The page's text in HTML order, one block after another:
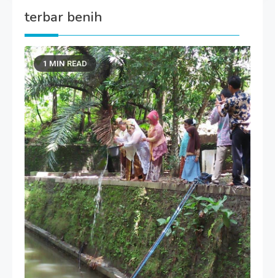
terbar benih
1 MIN READ